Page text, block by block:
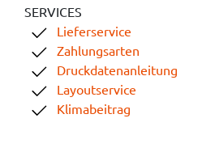
SERVICES
Lieferservice
Zahlungsarten
Druckdatenanleitung
Layoutservice
Klimabeitrag